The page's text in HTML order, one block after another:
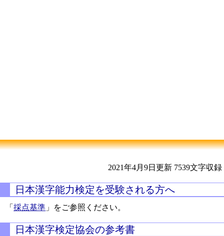
2021年4月9日更新 7539文字収録
日本漢字能力検定を受験される方へ
「採点基準 」をご参照ください。
日本漢字検定協会の参考書